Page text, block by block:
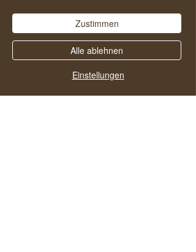
Einstellungen
Alle ablehnen
Zustimmen